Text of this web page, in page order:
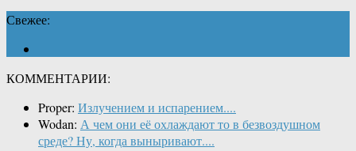
Свежее:
КОММЕНТАРИИ:
Proper: Излучением и испарением....
Wodan: А чем они её охлаждают то в безвоздушном
среде? Ну, когда выныривают....